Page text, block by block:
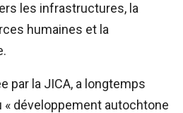
les infrastructures, la
humaines et la
par la JICA, a longtemps
développement autochtone